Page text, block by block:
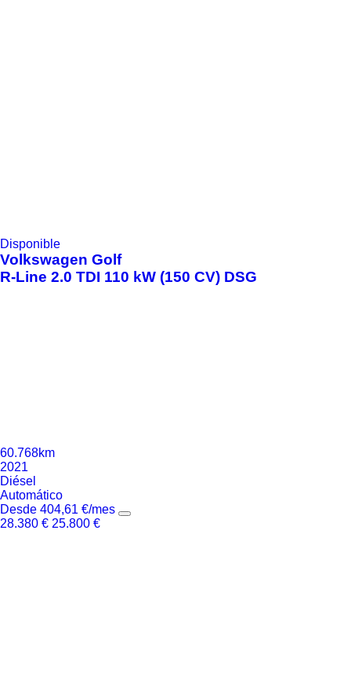
Disponible
Volkswagen Golf
R-Line 2.0 TDI 110 kW (150 CV) DSG
60.768km
2021
Diésel
Automático
Desde 404,61 €/mes
28.380 € 25.800 €